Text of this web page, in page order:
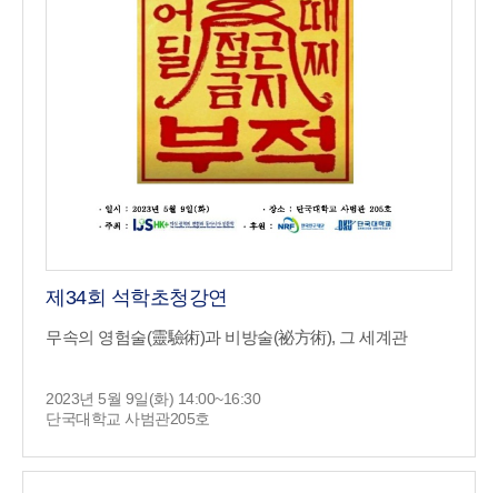
제34회 석학초청강연
무속의 영험술(靈驗術)과 비방술(祕方術), 그 세계관
2023년 5월 9일(화) 14:00~16:30
단국대학교 사범관205호